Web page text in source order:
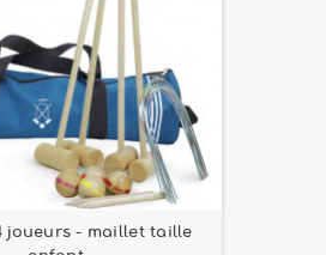
joueurs - maillet taille